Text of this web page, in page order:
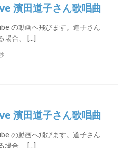
濱田道子さん歌唱曲
の動画へ飛びます。道子さん
場合、 […]
濱田道子さん歌唱曲
の動画へ飛びます。道子さん
場合、 […]